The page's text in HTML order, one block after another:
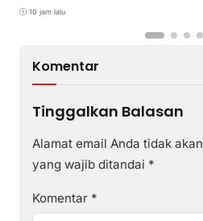
10 jam lalu
Komentar
Tinggalkan Balasan
Alamat email Anda tidak
yang wajib ditandai *
Komentar *